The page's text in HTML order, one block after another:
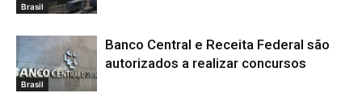
Brasil
Brasil
Banco Central e Receita Federal são
autorizados a realizar concursos